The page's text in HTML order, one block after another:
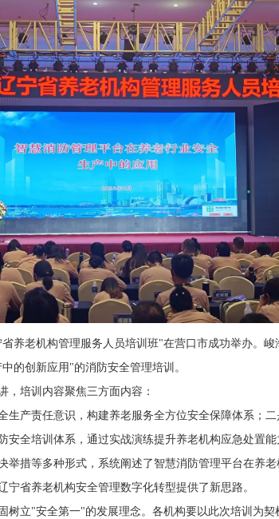
养老机构管理服务人员培训班"在营口市成功举办。
的创新应用"的消防安全管理培训。
，培训内容聚焦三方面内容：
生产责任意识，构建养老服务全方位安全保障体系；
全培训体系，通过实战演练提升养老机构应急处置能
举措等多种形式，系统阐述了智慧消防管理平台在养
省养老机构安全管理数字化转型提供了新思路。
树立"安全第一"的发展理念。各机构要以此次培训为契